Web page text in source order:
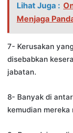
Lihat Juga :
Menjaga
7- Kerusakan
disebabkan
jabatan.
8- Banyak di
kemudian mereka